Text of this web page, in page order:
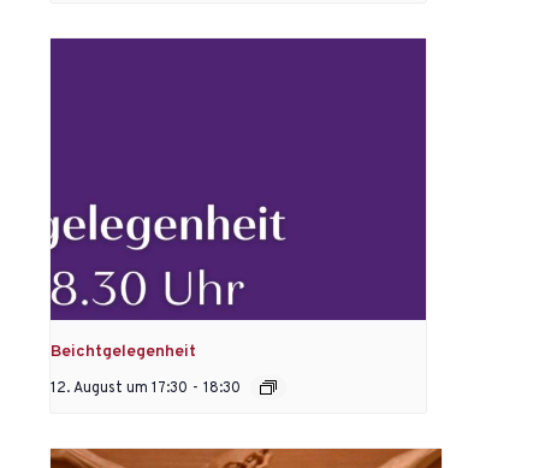
Beichtgelegenheit
12. August um 17:30 - 18:30